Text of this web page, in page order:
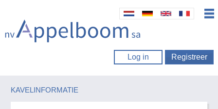
Log in Registreer
KAVELINFORMATIE